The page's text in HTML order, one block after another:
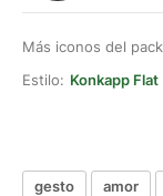
Más iconos del pack
Estilo: Konkapp Flat
gesto amor